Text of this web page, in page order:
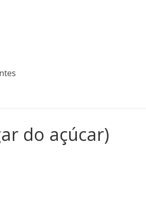
do açúcar)